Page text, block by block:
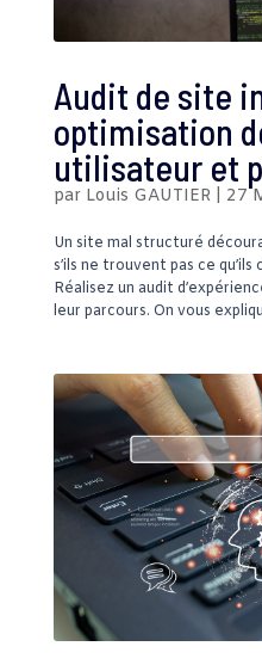
Audit de site
optimisation
utilisateur et
par Louis GAUTIER 27
Un site mal structuré
s’ils ne trouvent pas ce
Réalisez un audit
leur parcours. On vous